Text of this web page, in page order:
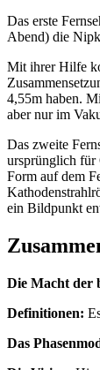
Das erste
Abend) die
Mit ihrer Hilfe
4,55m haben.
aber nur im
Das zweite
ursprünglich für
Form auf dem
ein Bildpunkt
Die Macht der
Definitionen:
Das